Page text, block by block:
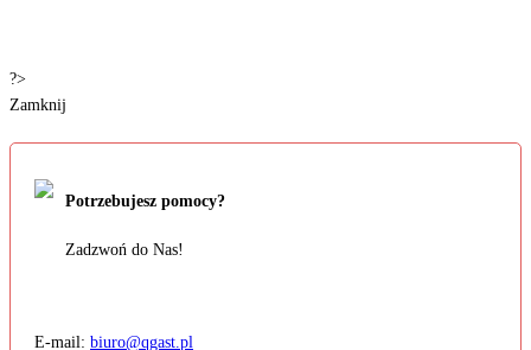
?>
Zamknij
Potrzebujesz pomocy?
Zadzwoń do Nas!
E-mail: biuro@qgast.pl